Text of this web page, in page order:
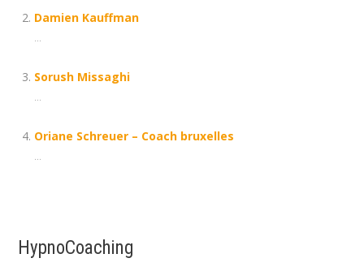
Damien Kauffman
...
Sorush Missaghi
...
Oriane Schreuer – Coach bruxelles
...
HypnoCoaching